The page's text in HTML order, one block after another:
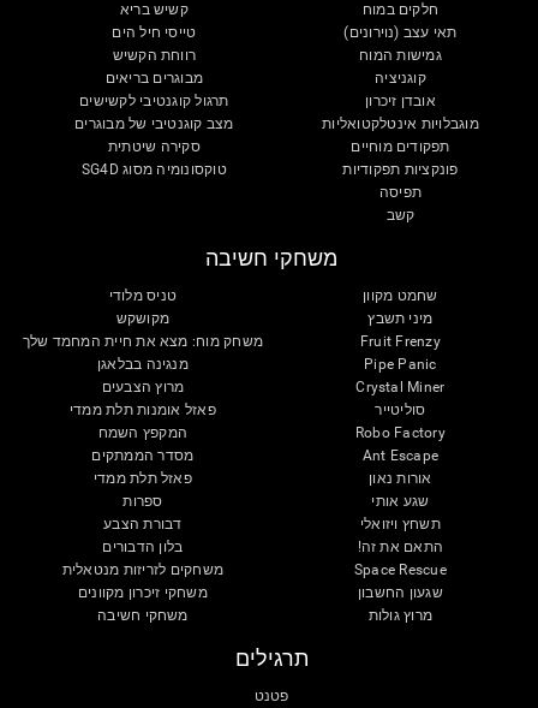
חלקים במוח
תאי עצב (נוירונים)
גמישות המוח
קוגניציה
אובדן זיכרון
מוגבלויות אינטלקטואליות
תפקודים מוחיים
פונקציות תפקודיות
תפיסה
קשב
קשיש בריא
טייסי חיל הים
רווחת הקשיש
מבוגרים בריאים
תרגול קוגנטיבי לקשישים
מצב קוגנטיבי של מבוגרים
סקירה שיטתית
טוקסונומיה מסוג SG4D
משחקי חשיבה
שחמט מקוון
מיני תשבץ
Fruit Frenzy
Pipe Panic
Crystal Miner
סוליטייר
Robo Factory
Ant Escape
אורות נאון
שגע אותי
תשחץ ויזואלי
התאם את זה!
Space Rescue
שגעון החשבון
מרוץ גולות
טניס מלודי
מקושקש
משחק מוח: מצא את חיית המחמד שלך
מנגינה בבלאגן
מרוץ הצבעים
פאזל אומנות תלת ממדי
המקפץ השמח
מסדר הממתקים
פאזל תלת ממדי
ספרות
דבורת הצבע
בלון הדבורים
משחקים לזריזות מנטאלית
משחקי זיכרון מקוונים
משחקי חשיבה
תרגילים
פטנט